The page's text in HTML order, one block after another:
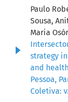
Paulo
Sousa,
Maria
strategy
and
Pessoa,
Coletiva: